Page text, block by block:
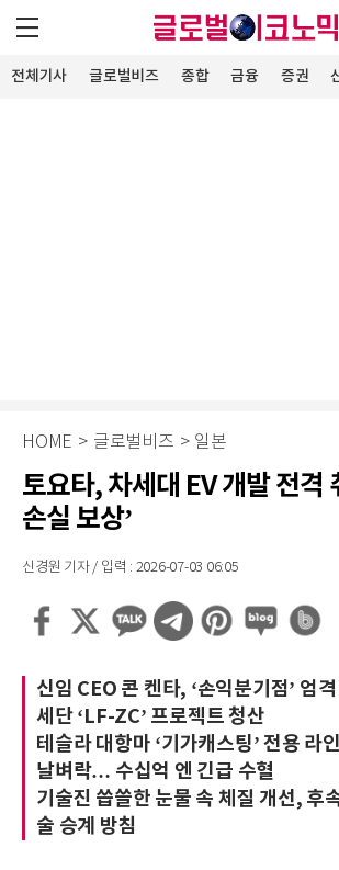
전체기사 글로벌비즈 종합 금융 증권
HOME > 글로벌비즈 > 일본
토요타, 차세대 EV 개발 전격
손실 보상’
신경원 기자 / 입력 : 2026-07-03 06:05
신임 CEO 콘 켄타, ‘손익분기점’ 엄
세단 ‘LF-ZC’ 프로젝트 청산
테슬라 대항마 ‘기가캐스팅’ 전용 라
날벼락… 수십억 엔 긴급 수혈
기술진 씁쓸한 눈물 속 체질 개선, 후
술 승계 방침